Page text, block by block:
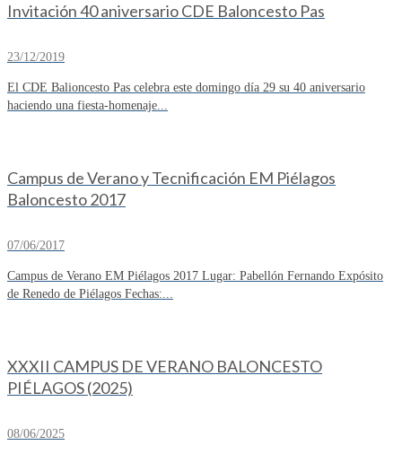
Invitación 40 aniversario CDE Baloncesto Pas
23/12/2019
El CDE Balioncesto Pas celebra este domingo día 29 su 40 aniversario
haciendo una fiesta-homenaje...
Campus de Verano y Tecnificación EM Piélagos
Baloncesto 2017
07/06/2017
Campus de Verano EM Piélagos 2017 Lugar: Pabellón Fernando Expósito
de Renedo de Piélagos Fechas:...
XXXII CAMPUS DE VERANO BALONCESTO
PIÉLAGOS (2025)
08/06/2025